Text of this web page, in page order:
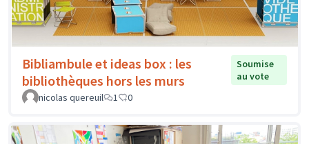
Bibliambule et ideas box : les
bibliothèques hors les murs
Soumise
au vote
nicolas quereuil
1 0